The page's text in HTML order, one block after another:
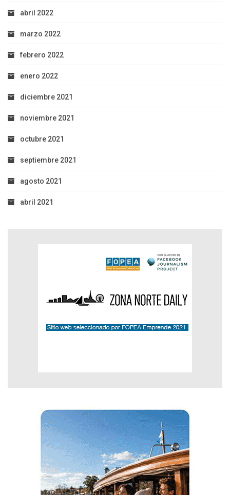
abril 2022
marzo 2022
febrero 2022
enero 2022
diciembre 2021
noviembre 2021
octubre 2021
septiembre 2021
agosto 2021
abril 2021